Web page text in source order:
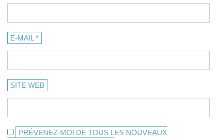
E-MAIL *
SITE WEB
PRÉVENEZ-MOI DE TOUS LES NOUVEAUX